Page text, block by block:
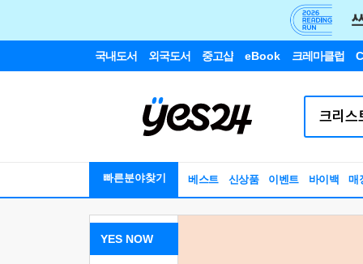
국내도서 외국도서 중고샵 eBook 크레마클럽
빠른분야찾기 베스트 신상품 이벤트 바이백 매
YES NOW